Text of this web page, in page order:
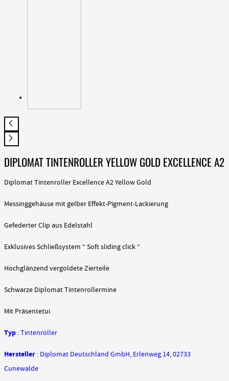
DIPLOMAT TINTENROLLER YELLOW GOLD EXCELLENCE A2
Diplomat Tintenroller Excellence A2 Yellow Gold
Messinggehäuse mit gelber Effekt-Pigment-Lackierung
Gefederter Clip aus Edelstahl
Exklusives Schließsystem “ Soft sliding click “
Hochglänzend vergoldete Zierteile
Schwarze Diplomat Tintenrollermine
Mit Präsentetui
Typ : Tintenroller
Hersteller : Diplomat Deutschland GmbH, Erlenweg 14, 02733
Cunewalde